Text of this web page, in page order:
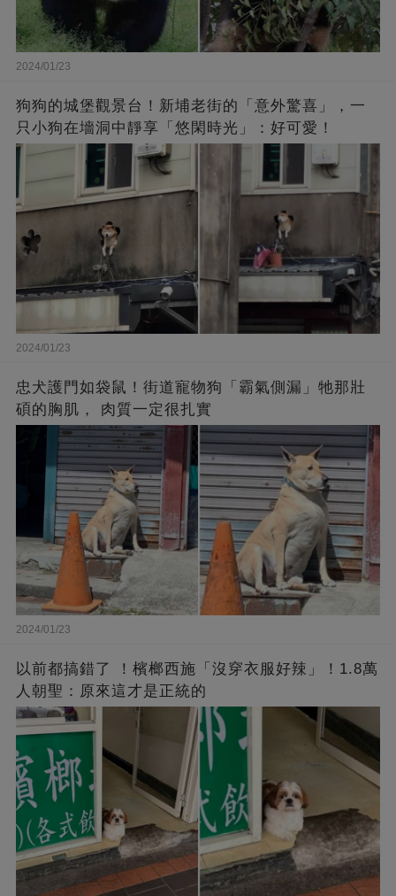
2024/01/23
狗狗的城堡觀景台！新埔老街的「意外驚喜」，一
只小狗在墻洞中靜享「悠閑時光」：好可愛！
2024/01/23
忠犬護門如袋鼠！街道寵物狗「霸氣側漏」牠那壯
碩的胸肌， 肉質一定很扎實
2024/01/23
以前都搞錯了 ！檳榔西施「沒穿衣服好辣」！1.8萬
人朝聖：原來這才是正統的